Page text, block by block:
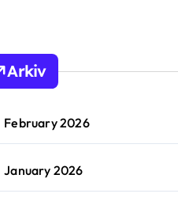
Arkiv
February 2026
January 2026